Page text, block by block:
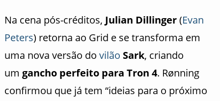
Na cena pós-créditos, Julian Dillinger(Evan
Peters) retorna ao Grid e se transforma em
uma nova versão do vilão Sark, criando
um gancho perfeito para Tron 4. Rønning
confirmou que já tem “ideias para o próximo